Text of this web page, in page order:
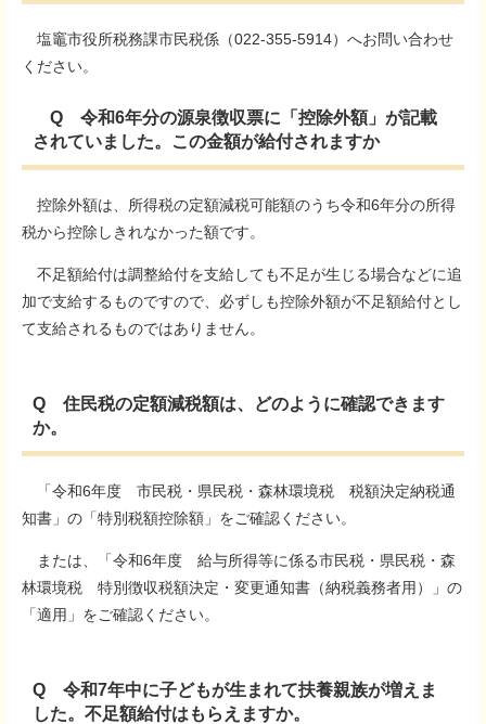
塩竈市役所税務課市民税係（022-355-5914）へお問い合わせ
ください。
Q 令和6年分の源泉徴収票に「控除外額」が記載
されていました。この金額が給付されますか
控除外額は、所得税の定額減税可能額のうち令和6年分の所得
税から控除しきれなかった額です。
不足額給付は調整給付を支給しても不足が生じる場合などに追
加で支給するものですので、必ずしも控除外額が不足額給付とし
て支給されるものではありません。
Q 住民税の定額減税額は、どのように確認できます
か。
「令和6年度 市民税・県民税・森林環境税 税額決定納税通
知書」の「特別税額控除額」をご確認ください。
または、「令和6年度 給与所得等に係る市民税・県民税・森
林環境税 特別徴収税額決定・変更通知書（納税義務者用）」の
「適用」をご確認ください。
Q 令和7年中に子どもが生まれて扶養親族が増えま
した。不足額給付はもらえますか。